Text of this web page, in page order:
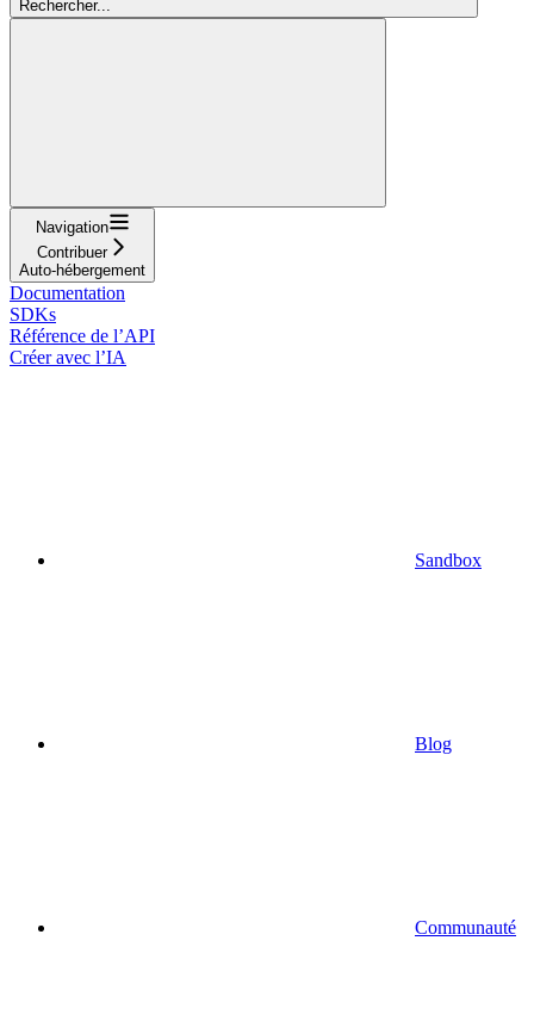
Rechercher...
Navigation
Contribuer
Auto-hébergement
Documentation
SDKs
Référence de l’API
Créer avec l’IA
Sandbox
Blog
Communauté